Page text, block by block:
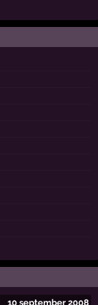
10 september 2008